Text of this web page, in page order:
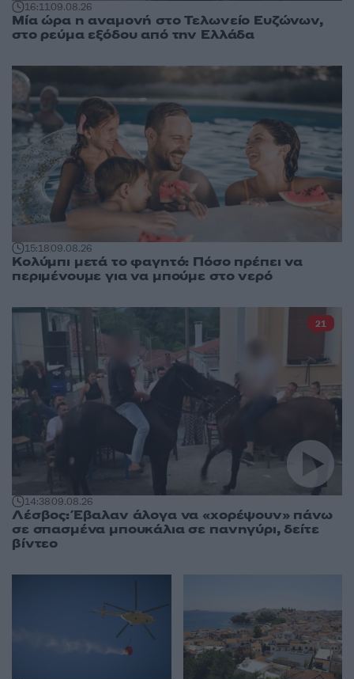
16:1109.08.26
Μία ώρα η αναμονή στο Τελωνείο Ευζώνων,
στο ρεύμα εξόδου από την Ελλάδα
15:1809.08.26
Κολύμπι μετά το φαγητό: Πόσο πρέπει να
περιμένουμε για να μπούμε στο νερό
14:3809.08.26
Λέσβος: Έβαλαν άλογα να «χορέψουν» πάνω
σε σπασμένα μπουκάλια σε πανηγύρι, δείτε
βίντεο
21